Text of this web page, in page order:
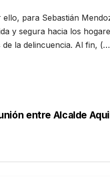
para Sebastián
y segura hacia los
la delincuencia. Al fin,
entre Alcalde